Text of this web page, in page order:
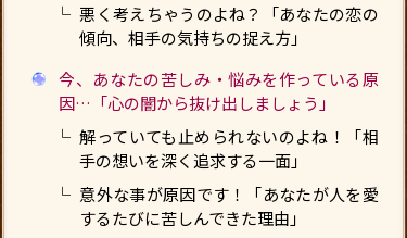
悪く考えちゃうのよね？「あなたの恋の
傾向、相手の気持ちの捉え方」
今、あなたの苦しみ・悩みを作っている原
因…「心の闇から抜け出しましょう」
解っていても止められないのよね！「相
手の想いを深く追求する一面」
意外な事が原因です！「あなたが人を愛
するたびに苦しんできた理由」